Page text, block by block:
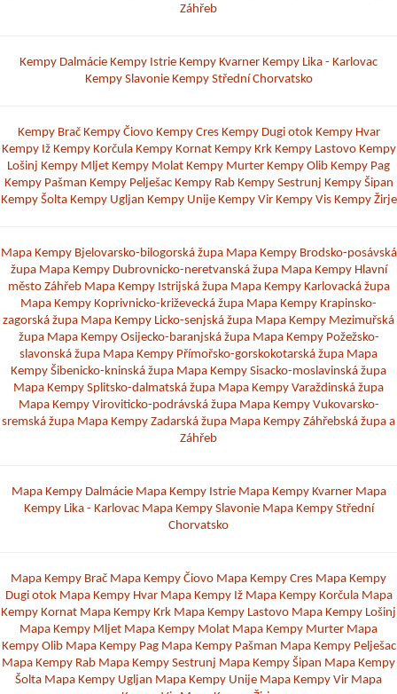
Záhřeb
Kempy Dalmácie Kempy Istrie Kempy Kvarner Kempy Lika - Karlovac
Kempy Slavonie Kempy Střední Chorvatsko
Kempy Brač Kempy Čiovo Kempy Cres Kempy Dugi otok Kempy Hvar
Kempy Iž Kempy Korčula Kempy Kornat Kempy Krk Kempy Lastovo Kempy
Lošinj Kempy Mljet Kempy Molat Kempy Murter Kempy Olib Kempy Pag
Kempy Pašman Kempy Pelješac Kempy Rab Kempy Sestrunj Kempy Šipan
Kempy Šolta Kempy Ugljan Kempy Unije Kempy Vir Kempy Vis Kempy Žirje
Mapa Kempy Bjelovarsko-bilogorská župa Mapa Kempy Brodsko-posávská
župa Mapa Kempy Dubrovnicko-neretvanská župa Mapa Kempy Hlavní
město Záhřeb Mapa Kempy Istrijská župa Mapa Kempy Karlovacká župa
Mapa Kempy Koprivnicko-križevecká župa Mapa Kempy Krapinsko-
zagorská župa Mapa Kempy Licko-senjská župa Mapa Kempy Mezimuřská
župa Mapa Kempy Osijecko-baranjská župa Mapa Kempy Požežsko-
slavonská župa Mapa Kempy Přímořsko-gorskokotarská župa Mapa
Kempy Šibenicko-kninská župa Mapa Kempy Sisacko-moslavinská župa
Mapa Kempy Splitsko-dalmatská župa Mapa Kempy Varaždinská župa
Mapa Kempy Viroviticko-podrávská župa Mapa Kempy Vukovarsko-
sremská župa Mapa Kempy Zadarská župa Mapa Kempy Záhřebská župa a
Záhřeb
Mapa Kempy Dalmácie Mapa Kempy Istrie Mapa Kempy Kvarner Mapa
Kempy Lika - Karlovac Mapa Kempy Slavonie Mapa Kempy Střední
Chorvatsko
Mapa Kempy Brač Mapa Kempy Čiovo Mapa Kempy Cres Mapa Kempy
Dugi otok Mapa Kempy Hvar Mapa Kempy Iž Mapa Kempy Korčula Mapa
Kempy Kornat Mapa Kempy Krk Mapa Kempy Lastovo Mapa Kempy Lošinj
Mapa Kempy Mljet Mapa Kempy Molat Mapa Kempy Murter Mapa
Kempy Olib Mapa Kempy Pag Mapa Kempy Pašman Mapa Kempy Pelješac
Mapa Kempy Rab Mapa Kempy Sestrunj Mapa Kempy Šipan Mapa Kempy
Šolta Mapa Kempy Ugljan Mapa Kempy Unije Mapa Kempy Vir Mapa